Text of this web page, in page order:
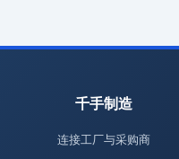
千手制造
连接工厂与采购商